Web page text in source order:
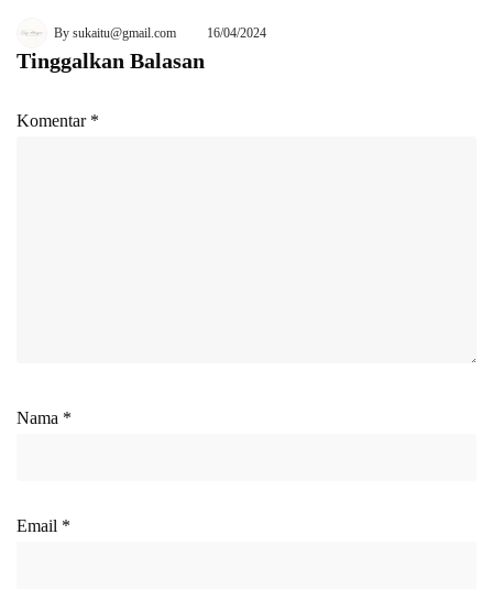
By sukaitu@gmail.com 16/04/2024
Tinggalkan Balasan
Komentar *
Nama *
Email *